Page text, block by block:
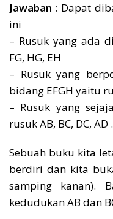
Jawaban : Dapat
ini
– Rusuk yang ada
FG, HG, EH
– Rusuk yang
bidang EFGH yaitu
– Rusuk yang
rusuk AB, BC, DC, AD .
Sebuah buku kita
berdiri dan kita
samping kanan).
kedudukan AB dan